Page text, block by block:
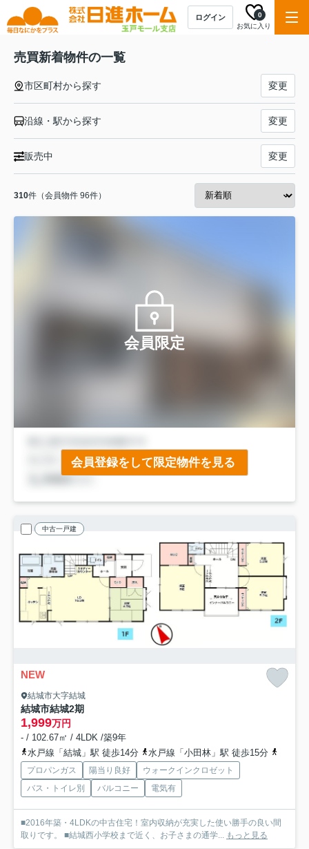
ログイン
お気に入り
0
売買新着物件の一覧
市区町村から探す 変更
沿線・駅から探す 変更
販売中 変更
310件（会員物件 96件）
会員限定
会員登録をして限定物件を見る
中古一戸建
NEW
結城市大字結城
結城市結城2期
1,999万円
- / 102.67㎡ / 4LDK /築9年
水戸線「結城」駅 徒歩14分
水戸線「小田林」駅 徒歩15分
プロパンガス 陽当り良好
ウォークインクロゼット
バス・トイレ別
バルコニー 電気有
■2016年築・4LDKの中古住宅！室内収納が充実した使い勝手の良い間
取りです。 ■結城西小学校まで近く、お子さまの通学... もっと見る